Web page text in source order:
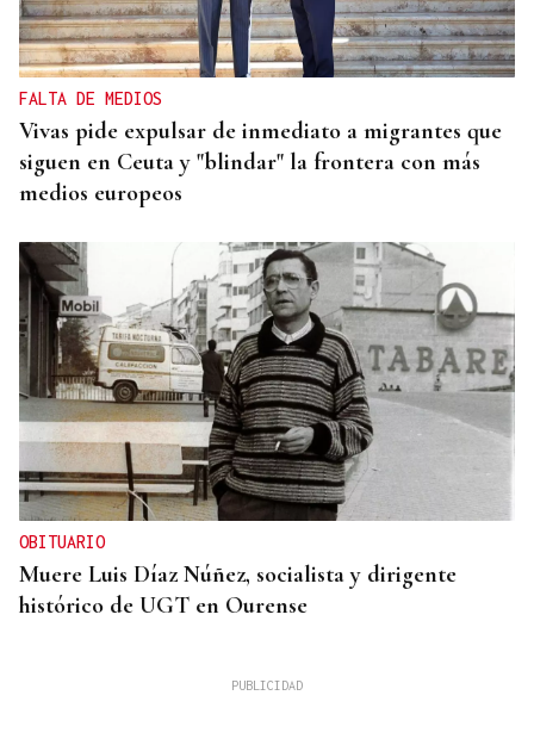
FALTA DE MEDIOS
Vivas pide expulsar de inmediato a migrantes que
siguen en Ceuta y "blindar" la frontera con más
medios europeos
OBITUARIO
Muere Luis Díaz Núñez, socialista y dirigente
histórico de UGT en Ourense